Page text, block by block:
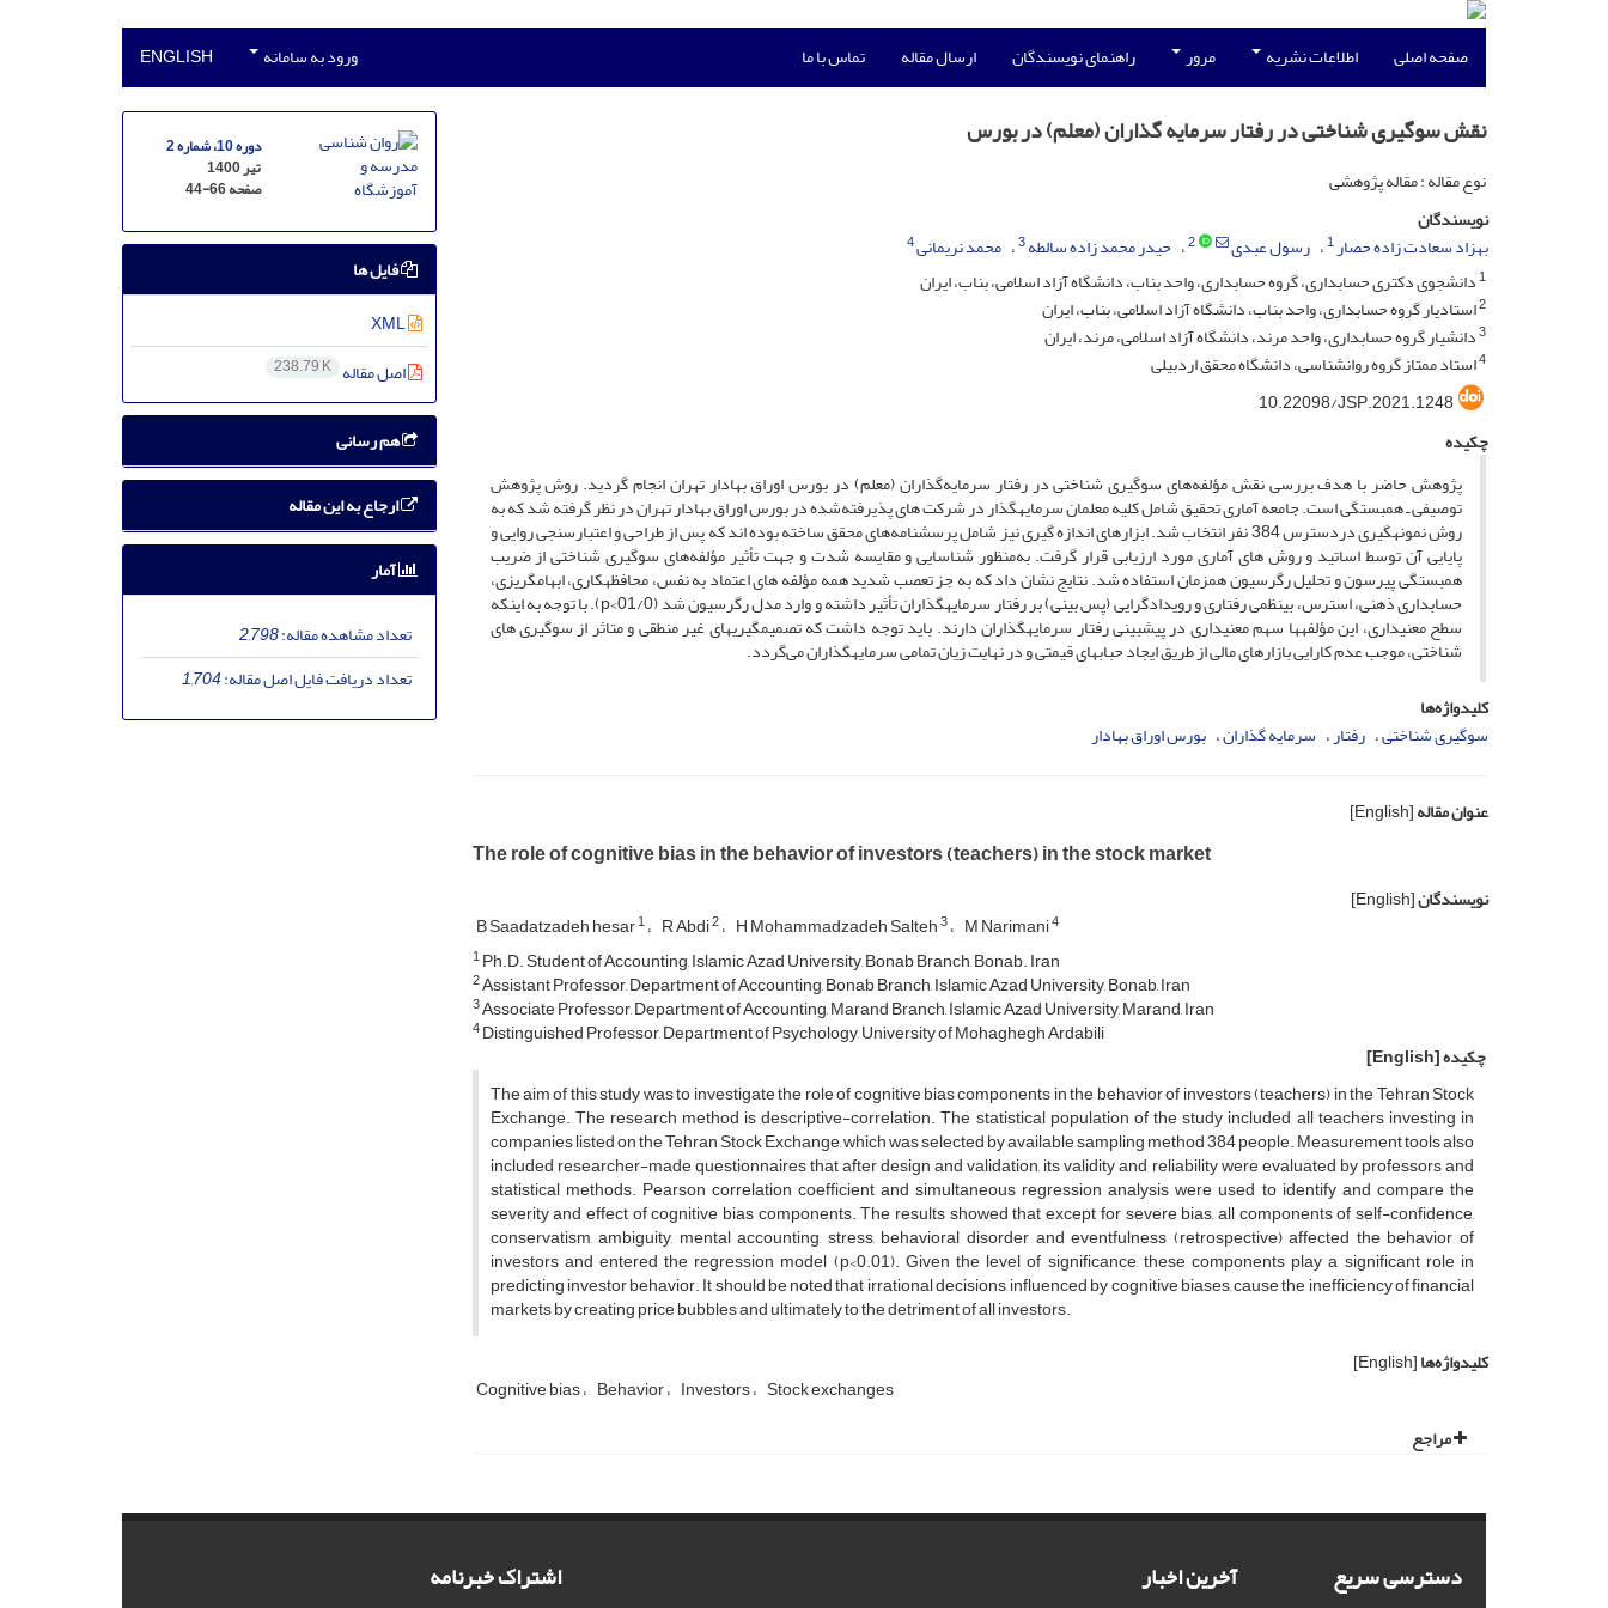
صفحه اصلی اطلاعات نشریه مرور راهنمای نویسندگان ارسال مقاله تماس با ما ورود به سامانه ENGLISH
نقش سوگیری شناختی در رفتار سرمایه گذاران (معلم) در بورس
نوع مقاله : مقاله پژوهشی
نویسندگان
بهزاد سعادت زاده حصار1 رسول عبدی 2 حیدر محمد زاده سالطه3 محمد نریمانی4
1دانشجوی دکتری حسابداری، گروه حسابداری، واحد بناب، دانشگاه آزاد اسلامی، بناب، ایران
2استادیار گروه حسابداری، واحد بناب، دانشگاه آزاد اسلامی، بناب، ایران
3دانشیار گروه حسابداری، واحد مرند، دانشگاه آزاد اسلامی، مرند، ایران
4استاد ممتاز گروه روانشناسی، دانشگاه محقق اردبیلی
10.22098/JSP.2021.1248
چکیده
پژوهش حاضر با هدف بررسی نقش مؤلفه‌های سوگیری شناختی در رفتار سرمایه‌گذاران (معلم) در بورس اوراق بهادار تهران انجام گردید. روش پژوهش
توصیفی ـ همبستگی است. جامعه آماری تحقیق شامل کلیه معلمان سرمایه­گذار در شرکت های پذیرفته‌شده در بورس اوراق بهادار تهران در نظر گرفته شد که به
روش نمونه­گیری در­دسترس 384 نفر انتخاب شد. ابزارهای اندازه گیری نیز شامل پرسشنامه‌های محقق ساخته بوده اند که پس از طراحی و اعتبارسنجی روایی و
پایایی آن توسط اساتید و روش های آماری مورد ارزیابی قرار گرفت. به‌منظور شناسایی و مقایسه شدت و جهت تأثیر مؤلفه‌های سوگیری شناختی از ضریب
همبستگی پیرسون و تحلیل رگرسیون همزمان استفاده شد. نتایج نشان داد که به جز تعصب شدید همه مؤلفه های‌ اعتماد به نفس، محافظه­کاری، ابهام­گریزی،
حسابداری ذهنی، استرس، بی­نظمی رفتاری و رویدادگرایی (پس بینی) بر رفتار سرمایه­گذاران تأثیر داشته و وارد مدل رگرسیون شد (01/0>p). با توجه به اینکه
سطح معنی­داری، این مؤلفه­ها‌ سهم معنی­داری در پیش­بینی رفتار سرمایه­گذاران دارند. باید توجه داشت که تصمیم­گیری­­های غیر منطقی و متاثر از سوگیری های
شناختی، موجب عدم کارایی بازار­های مالی از طریق ایجاد حباب­های قیمتی و در نهایت زیان تمامی سرمایه­گذاران می‌گردد.
کلیدواژه‌ها
سوگیری شناختی رفتار سرمایه گذاران بورس اوراق بهادار
عنوان مقاله[English]
The role of cognitive bias in the behavior of investors (teachers) in the stock market
نویسندگان[English]
B Saadatzadeh hesar1 R Abdi2 H Mohammadzadeh Salteh3 M Narimani4
1Ph.D. Student of Accounting, Islamic Azad University, Bonab Branch, Bonab. Iran
2Assistant Professor, Department of Accounting, Bonab Branch, Islamic Azad University, Bonab, Iran
3Associate Professor, Department of Accounting, Marand Branch, Islamic Azad University, Marand, Iran
4Distinguished Professor, Department of Psychology, University of Mohaghegh Ardabili
چکیده[English]
The aim of this study was to investigate the role of cognitive bias components in the behavior of investors (teachers) in the Tehran Stock
Exchange. The research method is descriptive-correlation. The statistical population of the study included all teachers investing in
companies listed on the Tehran Stock Exchange, which was selected by available sampling method 384 people. Measurement tools also
included researcher-made questionnaires that after design and validation, its validity and reliability were evaluated by professors and
statistical methods. Pearson correlation coefficient and simultaneous regression analysis were used to identify and compare the
severity and effect of cognitive bias components. The results showed that except for severe bias, all components of self-confidence,
conservatism, ambiguity, mental accounting, stress, behavioral disorder and eventfulness (retrospective) affected the behavior of
investors and entered the regression model (p<0.01). Given the level of significance, these components play a significant role in
predicting investor behavior. It should be noted that irrational decisions, influenced by cognitive biases, cause the inefficiency of financial
markets by creating price bubbles and ultimately to the detriment of all investors.
کلیدواژه‌ها[English]
Cognitive bias Behavior Investors Stock exchanges
مراجع
دوره 10، شماره 2
تیر 1400
صفحه44-66
فایل ها
XML
اصل مقاله 238.79 K
هم رسانی
ارجاع به این مقاله
آمار
تعداد مشاهده مقاله:2,798
تعداد دریافت فایل اصل مقاله:1,704
دسترسی سریع آخرین اخبار اشتراک خبرنامه